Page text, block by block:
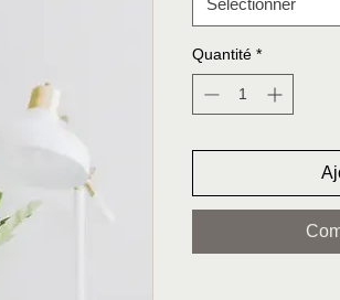
Sélectionner
Quantité *